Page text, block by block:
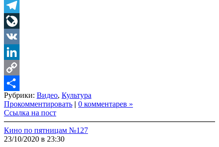
Twitter
Telegram
LiveJournal
VK
LinkedIn
Copy
Link
Share
Рубрики: Видео, Культура
Прокомментировать | 0 комментарев »
Ссылка на пост
Кино по пятницам №127
23/10/2020 в 23:30